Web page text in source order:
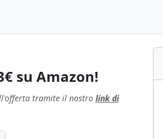
su Amazon!
tramite il nostro link di